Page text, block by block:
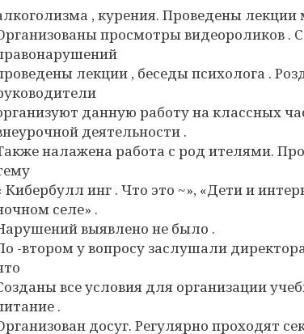
, курения. Проведены лекции
просмотры видеороликов .
лекции , беседы психолога .
данную работу на классных
деятельности .
налажена работа с род ителями.
Кибербулл инг . Что это ~», «Дети и
селе» .
выявлено не было .
-втором у вопросу заслушали
все условия для организации
.
досуг. Регулярно проходят